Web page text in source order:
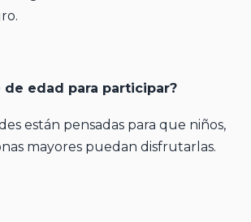
de edad para participar?
están pensadas para que niños,
mayores puedan disfrutarlas.